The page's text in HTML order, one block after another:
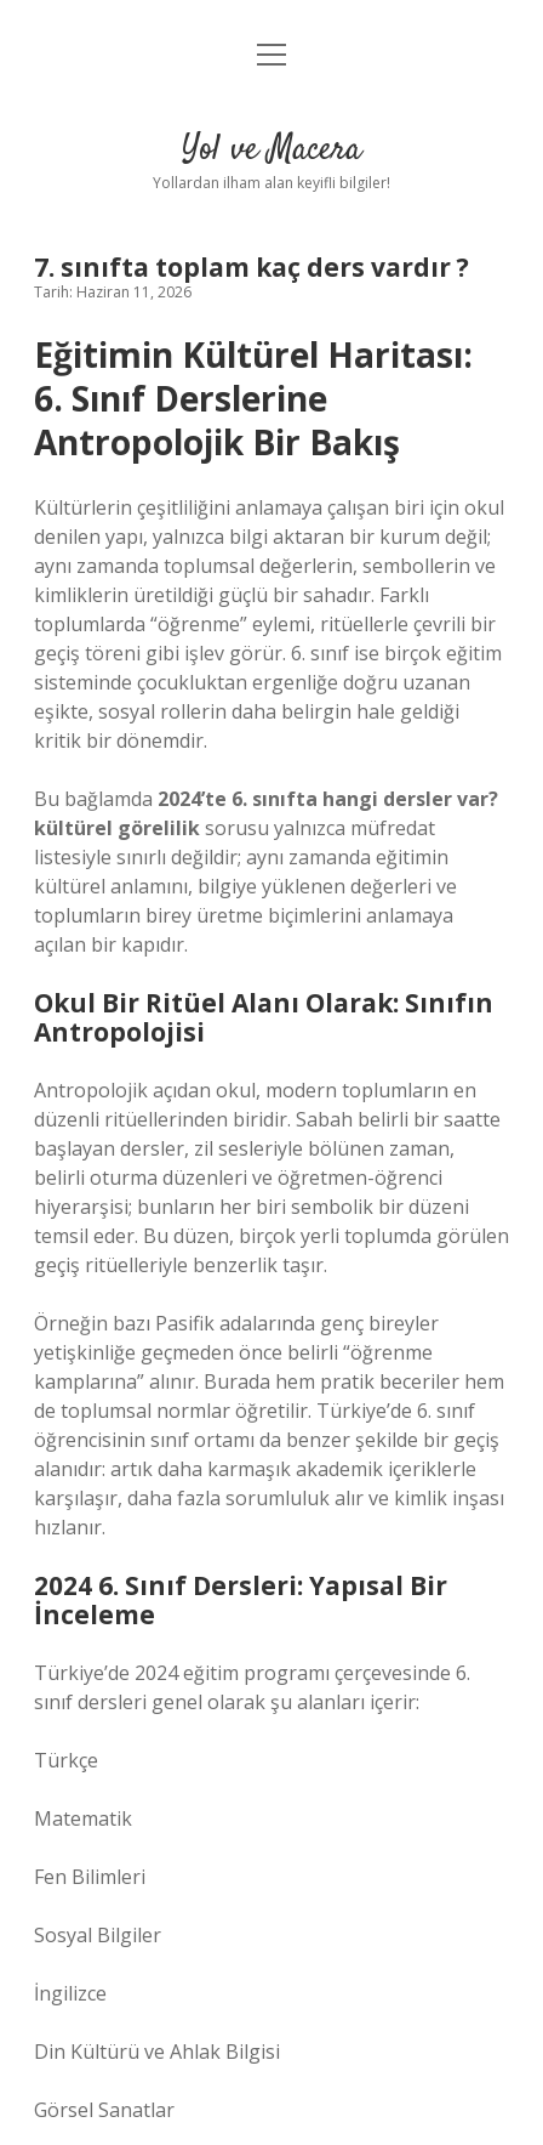
Anasayfa
Yasal Uyarı
menüyü
Yol ve Macera
Yollardan ilham alan keyifli bilgiler!
7. sınıfta toplam kaç ders vardır ?
Tarih: Haziran 11, 2026
Eğitimin Kültürel Haritası:
6. Sınıf Derslerine
Antropolojik Bir Bakış
Kültürlerin çeşitliliğini anlamaya çalışan biri için okul
denilen yapı, yalnızca bilgi aktaran bir kurum değil;
aynı zamanda toplumsal değerlerin, sembollerin ve
kimliklerin üretildiği güçlü bir sahadır. Farklı
toplumlarda “öğrenme” eylemi, ritüellerle çevrili bir
geçiş töreni gibi işlev görür. 6. sınıf ise birçok eğitim
sisteminde çocukluktan ergenliğe doğru uzanan
eşikte, sosyal rollerin daha belirgin hale geldiği
kritik bir dönemdir.
Bu bağlamda 2024’te 6. sınıfta hangi dersler var?
kültürel göreliliksorusu yalnızca müfredat
listesiyle sınırlı değildir; aynı zamanda eğitimin
kültürel anlamını, bilgiye yüklenen değerleri ve
toplumların birey üretme biçimlerini anlamaya
açılan bir kapıdır.
Okul Bir Ritüel Alanı Olarak: Sınıfın
Antropolojisi
Antropolojik açıdan okul, modern toplumların en
düzenli ritüellerinden biridir. Sabah belirli bir saatte
başlayan dersler, zil sesleriyle bölünen zaman,
belirli oturma düzenleri ve öğretmen-öğrenci
hiyerarşisi; bunların her biri sembolik bir düzeni
temsil eder. Bu düzen, birçok yerli toplumda görülen
geçiş ritüelleriyle benzerlik taşır.
Örneğin bazı Pasifik adalarında genç bireyler
yetişkinliğe geçmeden önce belirli “öğrenme
kamplarına” alınır. Burada hem pratik beceriler hem
de toplumsal normlar öğretilir. Türkiye’de 6. sınıf
öğrencisinin sınıf ortamı da benzer şekilde bir geçiş
alanıdır: artık daha karmaşık akademik içeriklerle
karşılaşır, daha fazla sorumluluk alır ve kimlik inşası
hızlanır.
2024 6. Sınıf Dersleri: Yapısal Bir
İnceleme
Türkiye’de 2024 eğitim programı çerçevesinde 6.
sınıf dersleri genel olarak şu alanları içerir:
Türkçe
Matematik
Fen Bilimleri
Sosyal Bilgiler
İngilizce
Din Kültürü ve Ahlak Bilgisi
Görsel Sanatlar